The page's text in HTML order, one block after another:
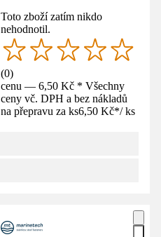
Toto zboží zatím nikdo
nehodnotil.
(0)
cenu — 6,50 Kč * Všechny
ceny vč. DPH a bez nákladů
na přepravu za ks6,50 Kč*/ ks